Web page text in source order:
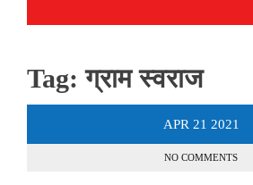
Tag:ग्राम स्वराज
APR 21 2021
NO COMMENTS